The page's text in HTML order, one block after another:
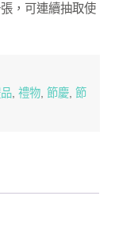
，可連續抽取使
, 禮物, 節慶, 節